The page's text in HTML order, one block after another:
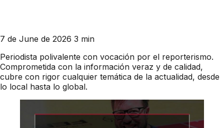
7 de June de 2026 3 min
Periodista polivalente con vocación por el reporterismo.
Comprometida con la información veraz y de calidad,
cubre con rigor cualquier temática de la actualidad, desde
lo local hasta lo global.